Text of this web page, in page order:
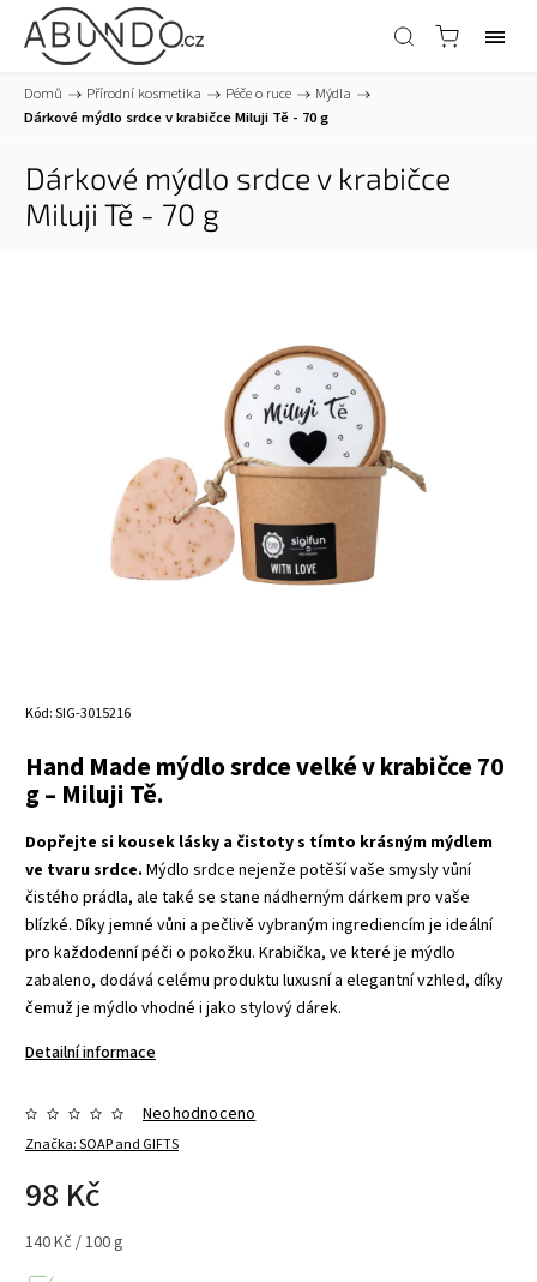
Domů / Přírodní kosmetika / Péče o ruce / Mýdla /
Dárkové mýdlo srdce v krabičce Miluji Tě - 70 g
Dárkové mýdlo srdce v krabičce
Miluji Tě - 70 g
Kód:SIG-3015216
Hand Made mýdlo srdce velké v krabičce 70
g – Miluji Tě.
Dopřejte si kousek lásky a čistoty s tímto krásným mýdlem
ve tvaru srdce. Mýdlo srdce nejenže potěší vaše smysly vůní
čistého prádla, ale také se stane nádherným dárkem pro vaše
blízké. Díky jemné vůni a pečlivě vybraným ingrediencím je ideální
pro každodenní péči o pokožku. Krabička, ve které je mýdlo
zabaleno, dodává celému produktu luxusní a elegantní vzhled, díky
čemuž je mýdlo vhodné i jako stylový dárek.
Detailní informace
Značka:SOAP and GIFTS
Neohodnoceno
98 Kč
140 Kč / 100 g